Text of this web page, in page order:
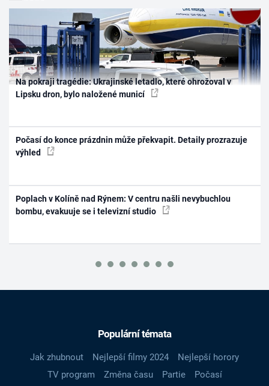
Na pokraji tragédie: Ukrajinské letadlo, které ohrožoval v
Lipsku dron, bylo naložené municí
Počasí do konce prázdnin může překvapit. Detaily prozrazuje
výhled
Poplach v Kolíně nad Rýnem: V centru našli nevybuchlou
bombu, evakuuje se i televizní studio
Populární témata
Jak zhubnout Nejlepší filmy 2024
Nejlepší horory
TV program
Změna času Partie
Počasí